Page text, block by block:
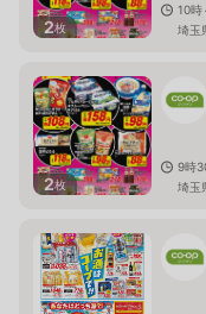
2枚
10時
埼玉
2枚
9時
埼玉